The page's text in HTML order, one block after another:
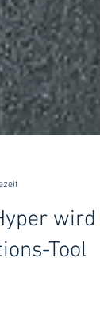
wird
Tool